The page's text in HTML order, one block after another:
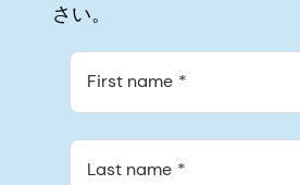
さい。
First name
Last name